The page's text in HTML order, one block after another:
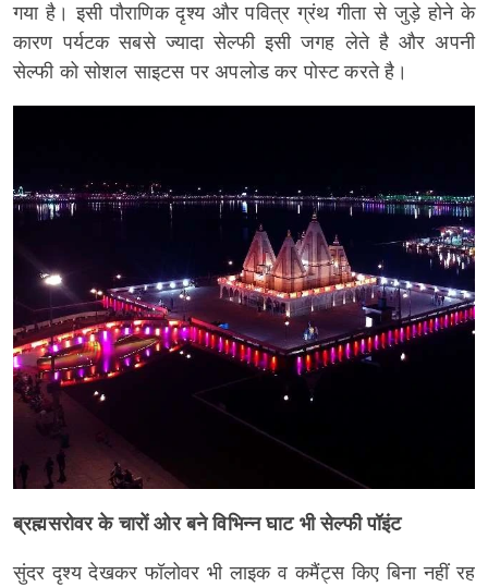
गया है। इसी पौराणिक दृश्य और पवित्र ग्रंथ गीता से जुड़े होने के
कारण पर्यटक सबसे ज्यादा सेल्फी इसी जगह लेते है और अपनी
सेल्फी को सोशल साइटस पर अपलोड कर पोस्ट करते है।
ब्रह्मसरोवर के चारों ओर बने विभिन्न घाट भी सेल्फी पॉइंट
सुंदर दृश्य देखकर फॉलोवर भी लाइक व कमैंट्स किए बिना नहीं रह